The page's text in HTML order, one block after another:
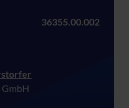
36355.00.002